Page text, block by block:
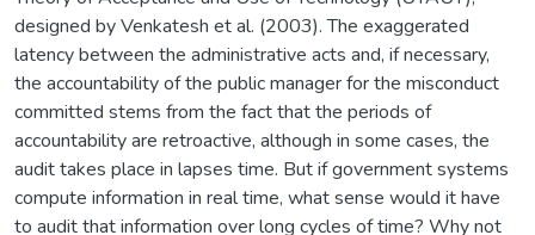
designed by Venkatesh et al. (2003). The exaggerated
latency between the administrative acts and, if necessary,
the accountability of the public manager for the misconduct
committed stems from the fact that the periods of
accountability are retroactive, although in some cases, the
audit takes place in lapses time. But if government systems
compute information in real time, what sense would it have
to audit that information over long cycles of time? Why not